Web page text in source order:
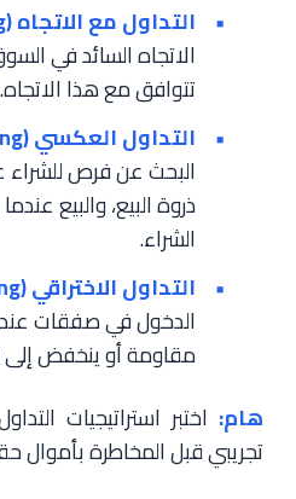
التداول مع الاتجاه (Trend Following):
الاتجاه السائد في
تتوافق مع هذا الاتجاه.
التداول العكسي (Counter-Trend Trading):
البحث عن فرص
ذروة البيع، والبيع
الشراء.
التداول الاختراقي (Breakout Trading):
الدخول في صفقات
مقاومة أو ينخفض
هام: اختبر استراتيجيات
تجريبي قبل المخاطرة بأموال